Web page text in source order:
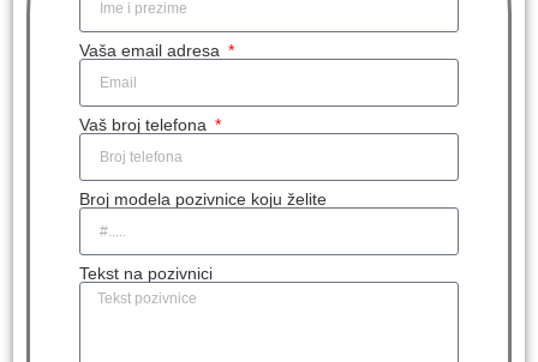
Vaša email adresa
Vaš broj telefona
Broj modela pozivnice koju želite
Tekst na pozivnici